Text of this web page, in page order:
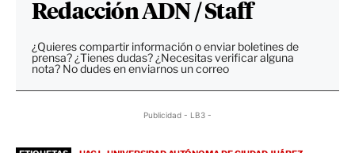
Redacción ADN / Staff
¿Quieres compartir información o enviar boletines de
prensa? ¿Tienes dudas? ¿Necesitas verificar alguna
nota? No dudes en enviarnos un correo
Publicidad - LB3 -